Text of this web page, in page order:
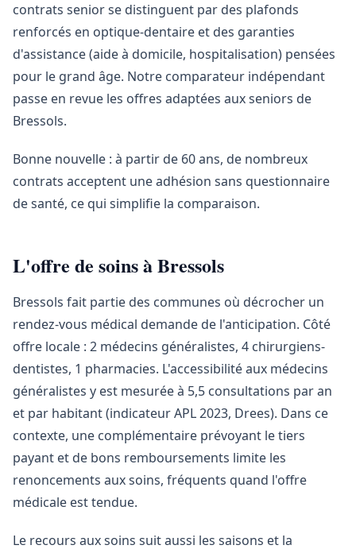
contrats senior se distinguent par des plafonds
renforcés en optique-dentaire et des garanties
d'assistance (aide à domicile, hospitalisation) pensées
pour le grand âge. Notre comparateur indépendant
passe en revue les offres adaptées aux seniors de
Bressols.
Bonne nouvelle : à partir de 60 ans, de nombreux
contrats acceptent une adhésion sans questionnaire
de santé, ce qui simplifie la comparaison.
L'offre de soins à Bressols
Bressols fait partie des communes où décrocher un
rendez-vous médical demande de l'anticipation. Côté
offre locale : 2 médecins généralistes, 4 chirurgiens-
dentistes, 1 pharmacies. L'accessibilité aux médecins
généralistes y est mesurée à 5,5 consultations par an
et par habitant (indicateur APL 2023, Drees). Dans ce
contexte, une complémentaire prévoyant le tiers
payant et de bons remboursements limite les
renoncements aux soins, fréquents quand l'offre
médicale est tendue.
Le recours aux soins suit aussi les saisons et la